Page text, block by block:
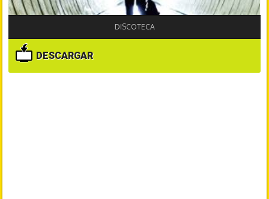
DISCOTECA
DESCARGAR